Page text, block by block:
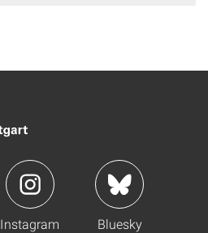
Instagram Bluesky